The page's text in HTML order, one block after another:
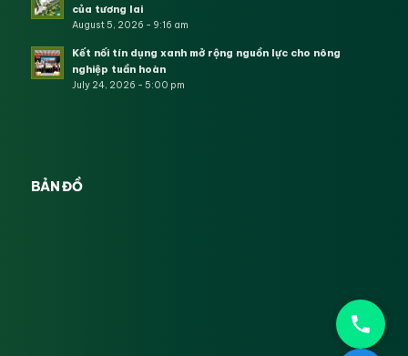
của tương lai
August 5, 2026 - 9:16 am
Kết nối tín dụng xanh mở rộng nguồn lực cho nông
nghiệp tuần hoàn
July 24, 2026 - 5:00 pm
BẢN ĐỒ